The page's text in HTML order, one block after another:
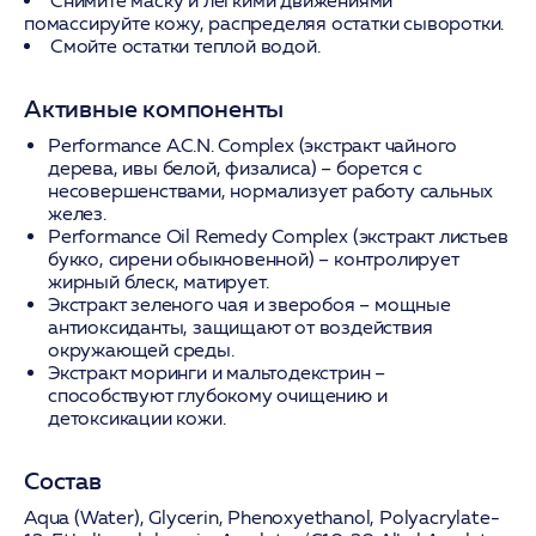
помассируйте кожу, распределяя остатки сыворотки.
Смойте остатки теплой водой.
Активные компоненты
Performance A.C.N. Complex(экстракт чайного
дерева, ивы белой, физалиса) – борется с
несовершенствами, нормализует работу сальных
желез.
Performance Oil Remedy Complex (экстракт листьев
букко, сирени обыкновенной) – контролирует
жирный блеск, матирует.
Экстракт зеленого чая и зверобоя – мощные
антиоксиданты, защищают от воздействия
окружающей среды.
Экстракт моринги и мальтодекстрин–
способствуют глубокому очищению и
детоксикации кожи.
Состав
Aqua (Water), Glycerin, Phenoxyethanol, Polyacrylate-